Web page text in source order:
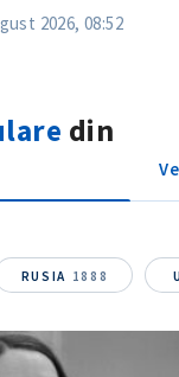
2026, 08:52
din
RUSIA 1888